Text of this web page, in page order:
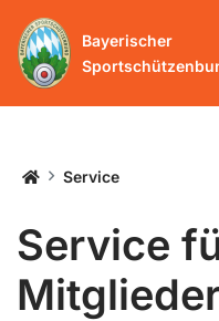
Bayerischer
Startseite
Service
Service